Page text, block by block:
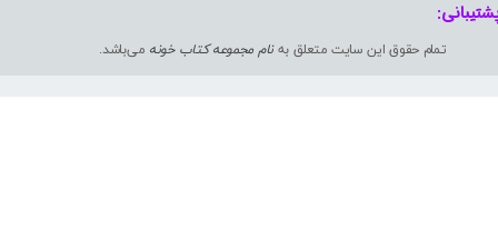
تمام حقوق این سایت متعلق بهنام مجموعه کتاب خونه می‌باشد.